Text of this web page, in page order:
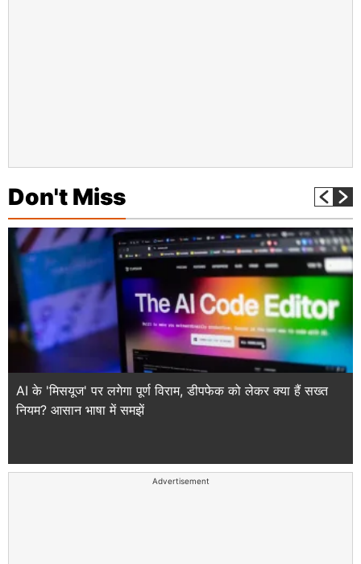
Don't Miss
AI के 'मिसयूज' पर लगेगा पूर्ण विराम, डीपफेक को लेकर क्या हैं सख्त
नियम? आसान भाषा में समझें
Advertisement